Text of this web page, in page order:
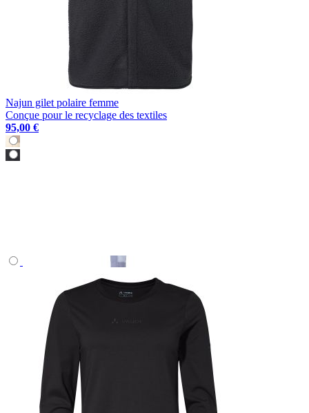
Najun gilet polaire femme
Conçue pour le recyclage des textiles
95,00 €